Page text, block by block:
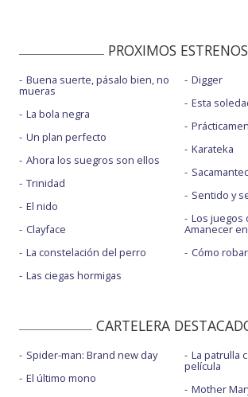
PROXIMOS ESTRENOS
Buena suerte, pásalo bien, no
mueras
La bola negra
Un plan perfecto
Ahora los suegros son ellos
Trinidad
El nido
Clayface
La constelación del perro
Las ciegas hormigas
Digger
Esta
Karateka
Sentido y
Los juegos
Amanecer
Cómo
CARTELERA
Spider-man: Brand new day
El último mono
La patrulla
película
Mother